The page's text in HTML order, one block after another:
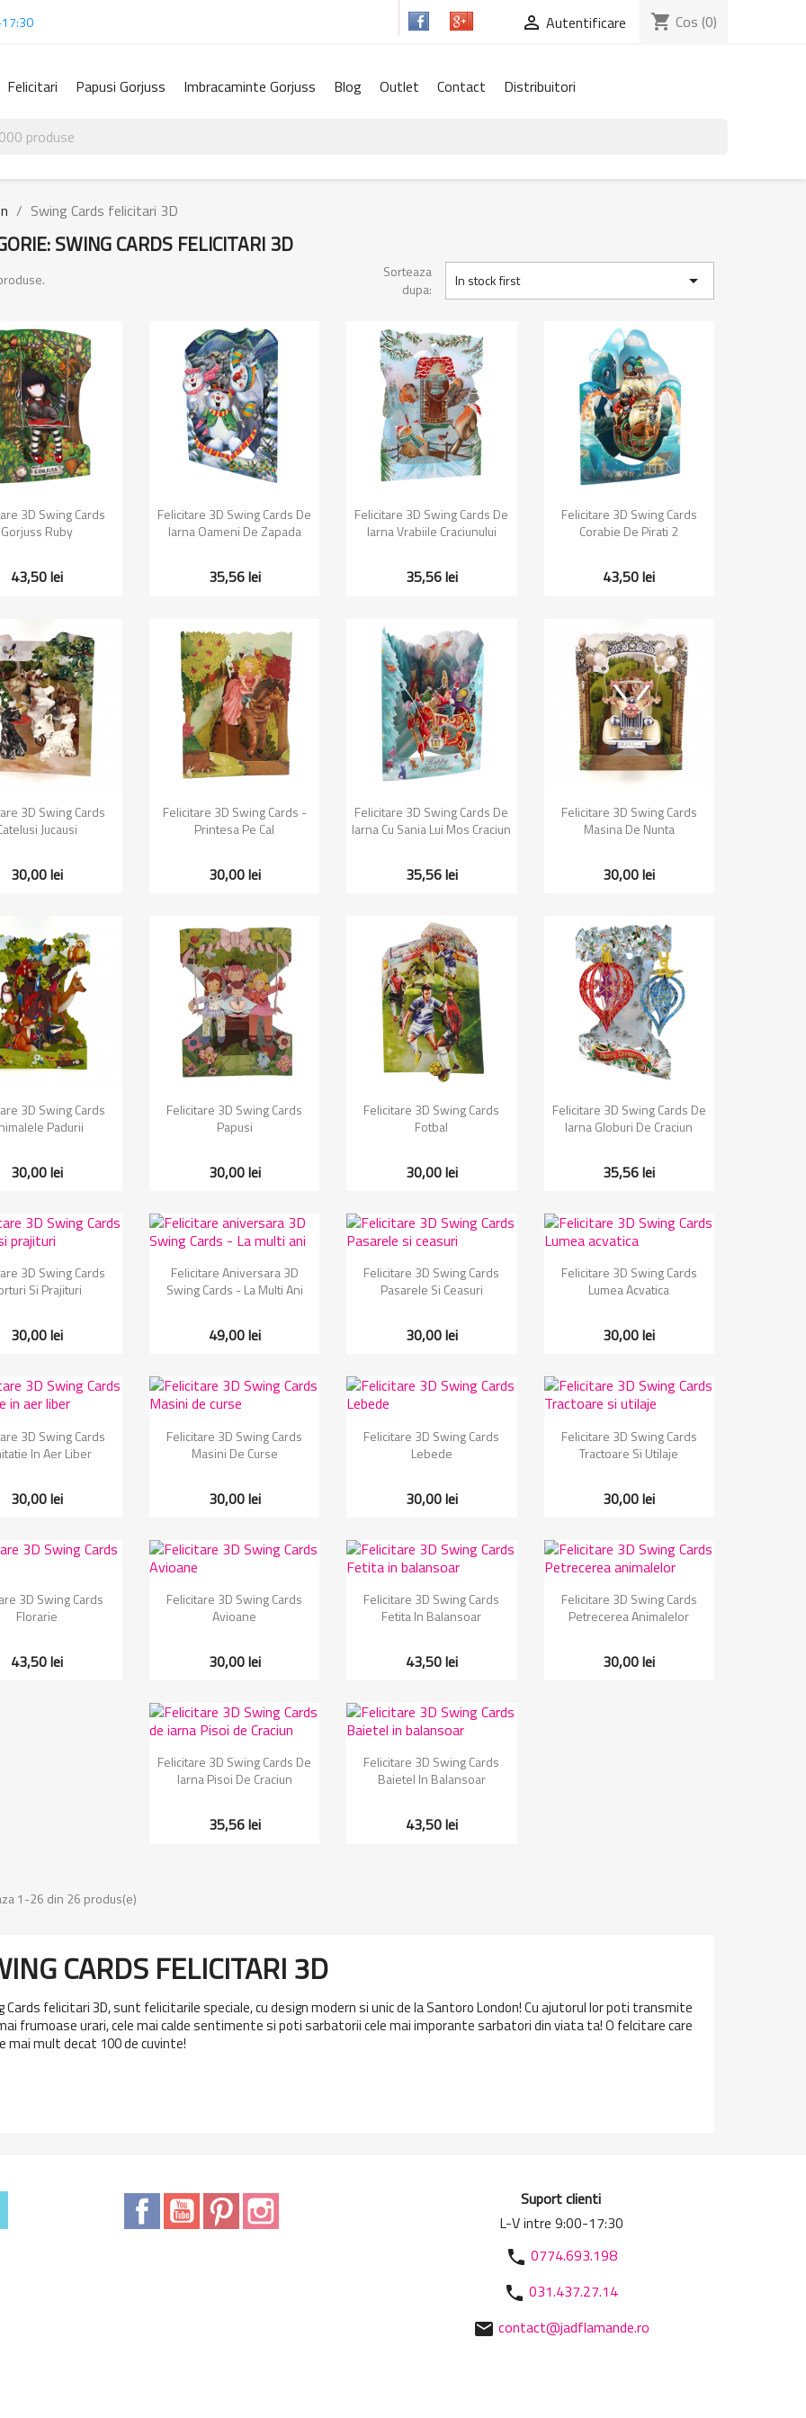
 Autentificare shopping_cart Cos (0)
Felicitari Papusi Gorjuss Imbracaminte Gorjuss Blog Outlet Contact Distribuitori
Swing Cards felicitari 3D
SWING CARDS FELICITARI 3D
Sorteaza
dupa:
In stock first 
rapida
3D Swing Cards
Gorjuss Ruby
43,50 lei
Vizualizare rapida
Felicitare 3D Swing Cards De
Iarna Oameni De Zapada
35,56 lei
Vizualizare rapida
Felicitare 3D Swing Cards De
Iarna Vrabiile Craciunului
35,56 lei
Vizualizare rapida
Felicitare 3D Swing Cards
Corabie De Pirati 2
43,50 lei
rapida
3D Swing Cards
Jucausi
30,00 lei
Vizualizare rapida
Felicitare 3D Swing Cards -
Printesa Pe Cal
30,00 lei
Vizualizare rapida
Felicitare 3D Swing Cards De
Iarna Cu Sania Lui Mos Craciun
35,56 lei
Vizualizare rapida
Felicitare 3D Swing Cards
Masina De Nunta
30,00 lei
rapida
3D Swing Cards
Padurii
30,00 lei
Vizualizare rapida
Felicitare 3D Swing Cards
Papusi
30,00 lei
Vizualizare rapida
Felicitare 3D Swing Cards
Fotbal
30,00 lei
Vizualizare rapida
Felicitare 3D Swing Cards De
Iarna Globuri De Craciun
35,56 lei
rapida
3D Swing Cards
Si Prajituri
30,00 lei
Vizualizare rapida
Felicitare Aniversara 3D
Swing Cards - La Multi Ani
49,00 lei
Vizualizare rapida
Felicitare 3D Swing Cards
Pasarele Si Ceasuri
30,00 lei
Vizualizare rapida
Felicitare 3D Swing Cards
Lumea Acvatica
30,00 lei
rapida
3D Swing Cards
In Aer Liber
30,00 lei
Vizualizare rapida
Felicitare 3D Swing Cards
Masini De Curse
30,00 lei
Vizualizare rapida
Felicitare 3D Swing Cards
Lebede
30,00 lei
Vizualizare rapida
Felicitare 3D Swing Cards
Tractoare Si Utilaje
30,00 lei
rapida
3D Swing Cards
Florarie
43,50 lei
Vizualizare rapida
Felicitare 3D Swing Cards
Avioane
30,00 lei
Vizualizare rapida
Felicitare 3D Swing Cards
Fetita In Balansoar
43,50 lei
Vizualizare rapida
Felicitare 3D Swing Cards
Petrecerea Animalelor
30,00 lei
Vizualizare rapida
Felicitare 3D Swing Cards De
Iarna Pisoi De Craciun
35,56 lei
Vizualizare rapida
Felicitare 3D Swing Cards
Baietel In Balansoar
43,50 lei
1-26 din 26 produs(e)
CARDS FELICITARI 3D
Cards felicitari 3D, sunt felicitarile speciale, cu design modern si unic de la Santoro London! Cu ajutorul lor poti transmite
frumoase urari, cele mai calde sentimente si poti sarbatorii cele mai imporante sarbatori din viata ta! O felcitare care
mai mult decat 100 de cuvinte!
FacebookYouTubePinterest
Suport clienti
L-V intre 9:00-17:30
phone 0774.693.198
phone 031.437.27.14
mail contact@jadflamande.ro